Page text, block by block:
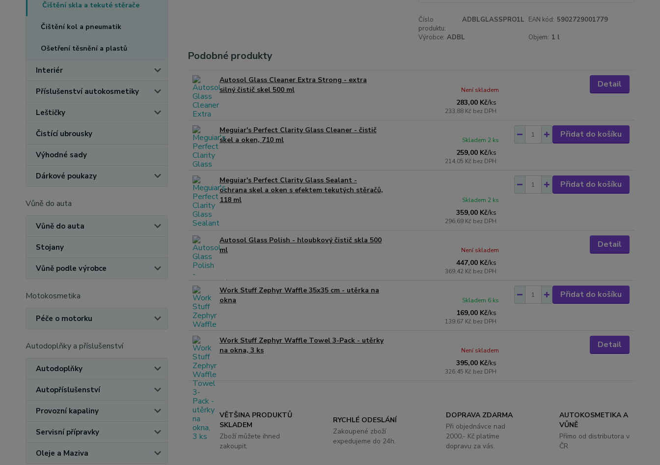
Čištění skla a tekuté stěrače
Čištění kol a pneumatik
Ošetření těsnění a plastů
Interiér
Příslušenství autokosmetiky
Leštičky
Čistící ubrousky
Výhodné sady
Dárkové poukazy
Vůně do auta
Vůně do auta
Stojany
Vůně podle výrobce
Motokosmetika
Péče o motorku
Autodoplňky a příslušenství
Autodoplňky
Autopříslušenství
Provozní kapaliny
Servisní přípravky
Oleje a Maziva
Číslo
produktu:
ADBLGLASSPRO1L EAN kód: 5902729001779
Výrobce: ADBL Objem: 1 l
Podobné produkty
Autosol Glass Cleaner Extra Strong - extra
silný čistič skel 500 ml
283,00 Kč/ks
233,88 Kč bez DPH
Není skladem
Detail
Meguiar's Perfect Clarity Glass Cleaner - čistič
skel a oken, 710 ml
259,00 Kč/ks
214,05 Kč bez DPH
Skladem 2 ks
Přidat do košíku
Meguiar's Perfect Clarity Glass Sealant -
ochrana skel a oken s efektem tekutých stěračů,
118 ml
359,00 Kč/ks
296,69 Kč bez DPH
Skladem 2 ks
Přidat do košíku
Autosol Glass Polish - hloubkový čistič skla 500
ml
447,00 Kč/ks
369,42 Kč bez DPH
Není skladem
Detail
Work Stuff Zephyr Waffle 35x35 cm - utěrka na
okna
169,00 Kč/ks
139,67 Kč bez DPH
Skladem 6 ks
Přidat do košíku
Work Stuff Zephyr Waffle Towel 3-Pack - utěrky
na okna, 3 ks
395,00 Kč/ks
326,45 Kč bez DPH
Není skladem
Detail
VĚTŠINA PRODUKTŮ
SKLADEM
Zboží můžete ihned
zakoupit.
RYCHLÉ ODESLÁNÍ
Zakoupené zboží
expedujeme do 24h.
DOPRAVA ZDARMA
Při objednávce nad
2000,- Kč platíme
dopravu za vás.
AUTOKOSMETIKA A
VŮNĚ
Přímo od distributora v
ČR